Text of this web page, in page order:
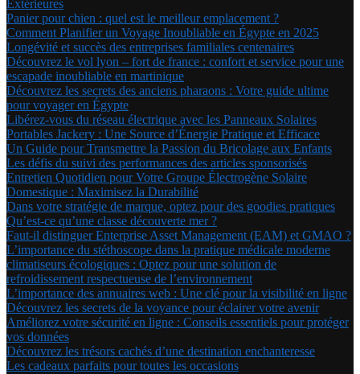
Extérieures
Panier pour chien : quel est le meilleur emplacement ?
Comment Planifier un Voyage Inoubliable en Égypte en 2025
Longévité et succès des entreprises familiales centenaires
Découvrez le vol lyon – fort de france : confort et service pour une
escapade inoubliable en martinique
Découvrez les secrets des anciens pharaons : Votre guide ultime
pour voyager en Égypte
Libérez-vous du réseau électrique avec les Panneaux Solaires
Portables Jackery : Une Source d’Énergie Pratique et Efficace
Un Guide pour Transmettre la Passion du Bricolage aux Enfants
Les défis du suivi des performances des articles sponsorisés
Entretien Quotidien pour Votre Groupe Électrogène Solaire
Domestique : Maximisez la Durabilité
Dans votre stratégie de marque, optez pour des goodies pratiques
Qu’est-ce qu’une classe découverte mer ?
Faut-il distinguer Enterprise Asset Management (EAM) et GMAO ?
L’importance du stéthoscope dans la pratique médicale moderne
climatiseurs écologiques : Optez pour une solution de
refroidissement respectueuse de l’environnement
L’importance des annuaires web : Une clé pour la visibilité en ligne
Découvrez les secrets de la voyance pour éclairer votre avenir
Améliorez votre sécurité en ligne : Conseils essentiels pour protéger
vos données
Découvrez les trésors cachés d’une destination enchanteresse
Les cadeaux parfaits pour toutes les occasions